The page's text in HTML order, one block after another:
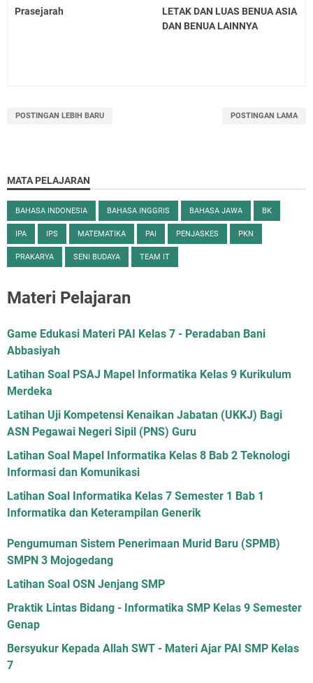
Prasejarah
LETAK DAN LUAS BENUA ASIA
DAN BENUA LAINNYA
POSTINGAN LEBIH BARU POSTINGAN LAMA
MATA PELAJARAN
BAHASA INDONESIA BAHASA INGGRIS BAHASA JAWA BK
IPA IPS MATEMATIKA PAI PENJASKES PKN
PRAKARYA SENI BUDAYA TEAM IT
Materi Pelajaran
Game Edukasi Materi PAI Kelas 7 - Peradaban Bani
Abbasiyah
Latihan Soal PSAJ Mapel Informatika Kelas 9 Kurikulum
Merdeka
Latihan Uji Kompetensi Kenaikan Jabatan (UKKJ) Bagi
ASN Pegawai Negeri Sipil (PNS) Guru
Latihan Soal Mapel Informatika Kelas 8 Bab 2 Teknologi
Informasi dan Komunikasi
Latihan Soal Informatika Kelas 7 Semester 1 Bab 1
Informatika dan Keterampilan Generik
Pengumuman Sistem Penerimaan Murid Baru (SPMB)
SMPN 3 Mojogedang
Latihan Soal OSN Jenjang SMP
Praktik Lintas Bidang - Informatika SMP Kelas 9 Semester
Genap
Bersyukur Kepada Allah SWT - Materi Ajar PAI SMP Kelas
7